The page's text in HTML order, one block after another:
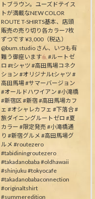
トブラウン。ユーズドテイス
トが満載なNEW COLOR
ROUTE T-SHIRTS基本、店頭
販売の売り切り各カラー7枚
ずつです ¥3,000（税込）
@bum.studio さん、いつも有
難う御座います
#ルートゼ
ロ #tシャツ #高田馬場コネク
ション #オリジナルtシャツ #
高田馬場 #サマーバージョン
#オールドハワイアン #小滝橋
#新宿区 #新宿 #高田馬場カフ
ェ #オシャレカフェ #下落合 #
旅ダイニングルートゼロ #夏
カラー #限定発売 #小滝橋通
り #新宿グルメ #高田馬場グ
ルメ #routezero
#tabidiningroutezero
#takadanobaba #oldhawaii
#shinjuku #tokyocafe
#takadanobabaconnection
#originaltshirt
#summeredition